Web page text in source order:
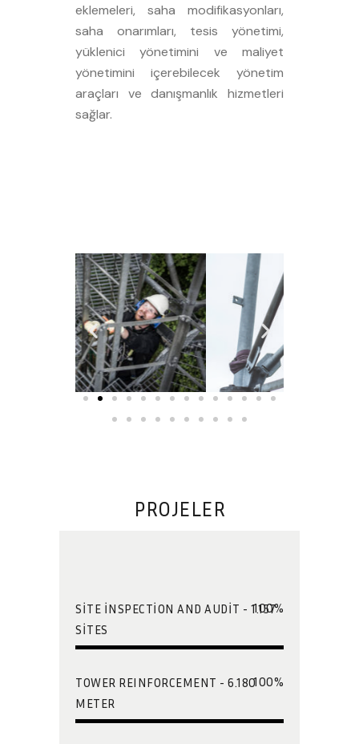
eklemeleri, saha modifikasyonları,
saha onarımları, tesis yönetimi,
yüklenici yönetimini ve maliyet
yönetimini içerebilecek yönetim
araçları ve danışmanlık hizmetleri
sağlar.
PROJELER
SITE INSPECTION AND AUDIT - 1.157
SITES
100%
TOWER REINFORCEMENT - 6.180
METER
100%